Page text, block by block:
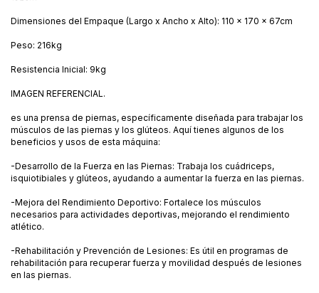
Dimensiones del Empaque (Largo x Ancho x Alto): 110 x 170 x 67cm
Peso: 216kg
Resistencia Inicial: 9kg
IMAGEN REFERENCIAL.
es una prensa de piernas, específicamente diseñada para trabajar los
músculos de las piernas y los glúteos. Aquí tienes algunos de los
beneficios y usos de esta máquina:
-Desarrollo de la Fuerza en las Piernas: Trabaja los cuádriceps,
isquiotibiales y glúteos, ayudando a aumentar la fuerza en las piernas.
-Mejora del Rendimiento Deportivo: Fortalece los músculos
necesarios para actividades deportivas, mejorando el rendimiento
atlético.
-Rehabilitación y Prevención de Lesiones: Es útil en programas de
rehabilitación para recuperar fuerza y movilidad después de lesiones
en las piernas.